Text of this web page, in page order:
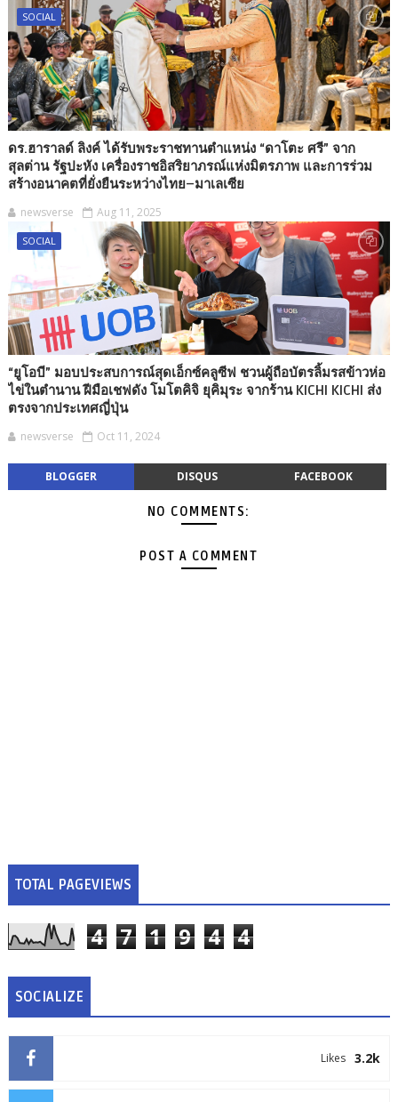
SOCIAL
ดร.ฮาราลด์ ลิงค์ ได้รับพระราชทานตำแหน่ง “ดาโตะ ศรี” จาก
สุลต่าน รัฐปะหัง เครื่องราชอิสริยาภรณ์แห่งมิตรภาพ และการร่วม
สร้างอนาคตที่ยั่งยืนระหว่างไทย–มาเลเซีย
newsverse Aug 11, 2025
SOCIAL
“ยูโอบี” มอบประสบการณ์สุดเอ็กซ์คลูซีฟ ชวนผู้ถือบัตรลิ้มรสข้าวห่อ
ไข่ในตำนาน ฝีมือเชฟดัง โมโตคิจิ ยุคิมุระ จากร้าน KICHI KICHI ส่ง
ตรงจากประเทศญี่ปุ่น
newsverse Oct 11, 2024
BLOGGER DISQUS FACEBOOK
NO COMMENTS:
POST A COMMENT
TOTAL PAGEVIEWS
4 7 1 9 4 4
SOCIALIZE
3.2k
Likes